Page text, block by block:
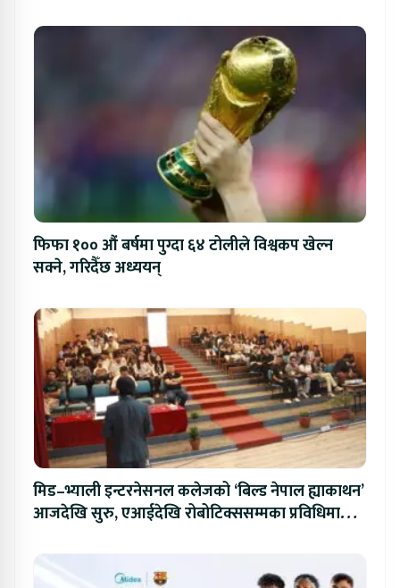
फिफा १०० औं बर्षमा पुग्दा ६४ टोलीले विश्वकप खेल्न
सक्ने, गरिदैँछ अध्ययन्
मिड–भ्याली इन्टरनेसनल कलेजको ‘बिल्ड नेपाल ह्याकाथन’
आजदेखि सुरु, एआईदेखि रोबोटिक्ससम्मका प्रविधिमा